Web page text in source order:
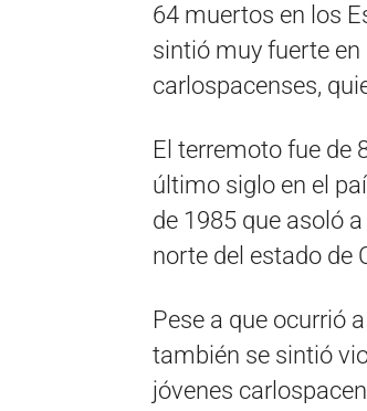
64 muertos en los
sintió muy fuerte
carlospacenses,
El terremoto fue de
último siglo en el
de 1985 que asoló
norte del estado de
Pese a que ocurrió
también se sintió
jóvenes